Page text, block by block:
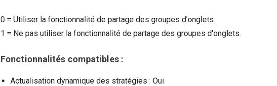
0 = Utiliser la fonctionnalité de partage des groupes d'onglets.
1 = Ne pas utiliser la fonctionnalité de partage des groupes d'onglets.
Fonctionnalités compatibles :
Actualisation dynamique des stratégies : Oui